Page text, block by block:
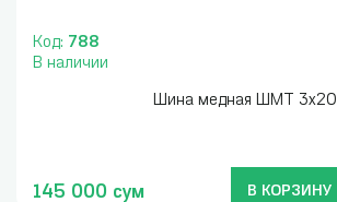
Код: 788
В наличии
Шина медная ШМТ 3х20
145 000 сум В КОРЗИНУ